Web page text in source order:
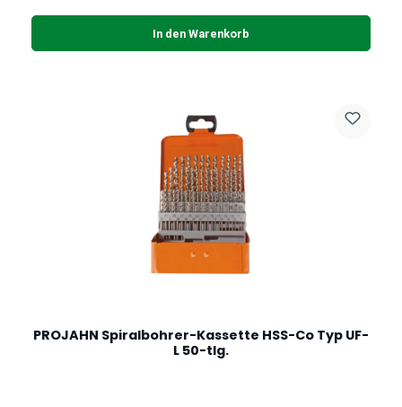
In den Warenkorb
PROJAHN Spiralbohrer-Kassette HSS-Co Typ UF-
L 50-tlg.